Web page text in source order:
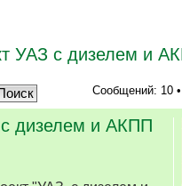
УАЗ с дизелем и
Сообщений: 10
дизелем и АКПП